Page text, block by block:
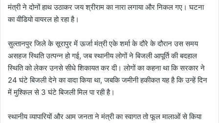
मंत्री ने दोनों हाथ उठाकर जय श्रीराम का नारा लगाया और निकल गए। घटना
का वीडियो वायरल हो रहा है।
सुल्तानपुर जिले के सूरापुर में ऊर्जा मंत्री एके शर्मा के दौरे के दौरान उस समय
असहज स्थिति उत्पन्न हो गई, जब स्थानीय लोगों ने बिजली आपूर्ति की बदहाल
स्थिति को लेकर उनसे सीधे शिकायत कर दी। लोगों का कहना था कि सरकार ने
24 घंटे बिजली देने का वादा किया था, जबकि जमीनी हकीकत यह है कि उन्हें दिन
में मुश्किल से 3 घंटे बिजली मिल पा रही है।
स्थानीय व्यापारियों और आम जनता ने मंत्री का स्वागत तो फूल मालाओं से किया